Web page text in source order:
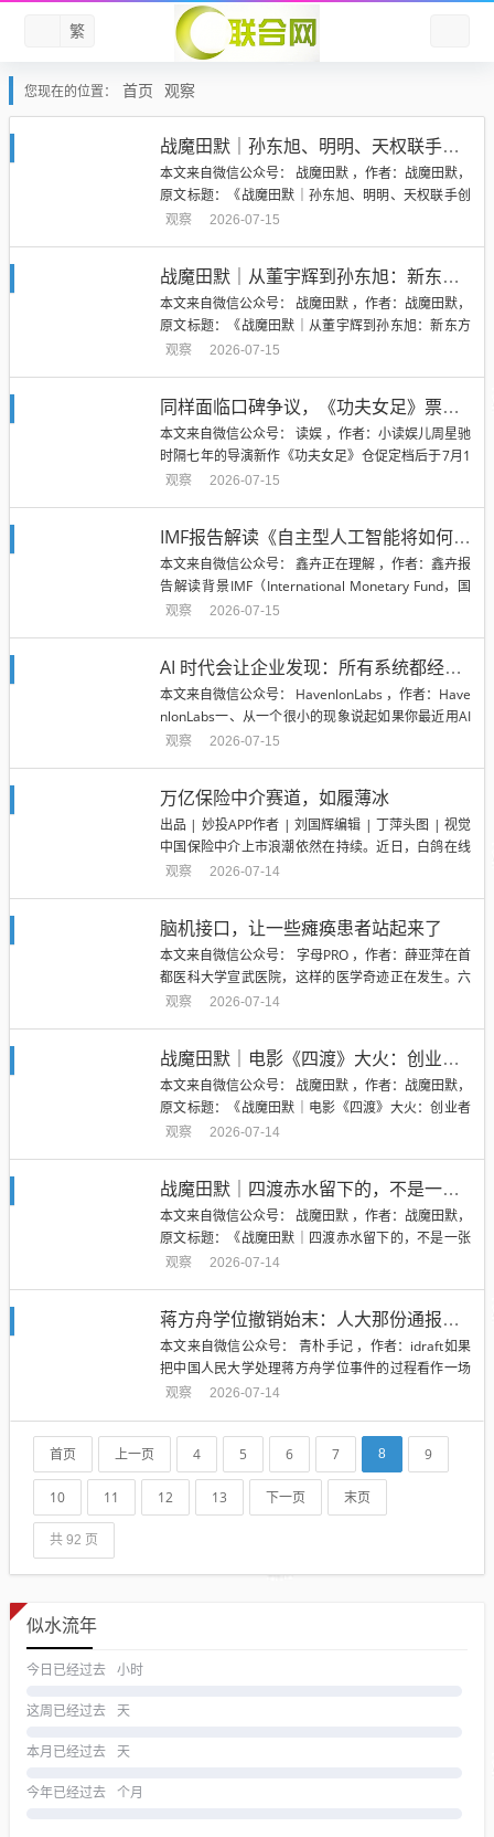
繁
您现在的位置： 首页 观察
战魔田默｜孙东旭、明明、天权联手创业：34%、33%、33%，可能是最危险的股权结构，也可能成就最伟大的合伙
本文来自微信公众号： 战魔田默 ，作者：战魔田默，
原文标题：《战魔田默｜孙东旭、明明、天权联手创
业：34%、33%、33%，可能是最危险的股权结构，
册资本1000万元，孙东旭持股34%，石明与郭天权分
别持股...
观察 2026-07-15
战魔田默｜从董宇辉到孙东旭：新东方最难的，不是培养企业家，而是承接企业家
本文来自微信公众号： 战魔田默 ，作者：战魔田默，
原文标题：《战魔田默｜从董宇辉到孙东旭：新东方
最难的，不是培养企业家，而是承接企业家》孙东
立美丽明天（北京）科技有限公司，从东方甄选时期
的管理者和主播，...
观察 2026-07-15
同样面临口碑争议，《功夫女足》票房为何远强于《新喜剧之王》？
本文来自微信公众号： 读娱 ，作者：小读娱儿周星驰
时隔七年的导演新作《功夫女足》仓促定档后于7月1
1日上映，周末两天票房突破5亿，猫眼、灯塔票房预
王》一样面临口碑争议。上映当天“难看”关键词登上
微博热搜，特...
观察 2026-07-15
IMF报告解读《自主型人工智能将如何重塑支付》-更早知道该从哪里开始思考
本文来自微信公众号： 鑫卉正在理解 ，作者：鑫卉报
告解读背景IMF（International Monetary Fund，国
际货币基金组织），2026年4月份发布了一篇《How
观察 2026-07-15
AI 时代会让企业发现：所有系统都经不起无限审查
本文来自微信公众号： HavenlonLabs ，作者：Have
nlonLabs一、从一个很小的现象说起如果你最近用AI
写过东西，大概率经历过这样一个循环。你让一个AI
有些松散、观点缺少支撑。你老老实实改...
观察 2026-07-15
万亿保险中介赛道，如履薄冰
出品 | 妙投APP作者 | 刘国辉编辑 | 丁萍头图 | 视觉
中国保险中介上市浪潮依然在持续。近日，白鸽在线
在港交所上市。这家公司主要做场景险，在出行、用
仍在排队上市，但资本市场似乎已经越来越不买账。
最近...
观察 2026-07-14
脑机接口，让一些瘫痪患者站起来了
本文来自微信公众号： 字母PRO ，作者：薛亚萍在首
都医科大学宣武医院，这样的医学奇迹正在发生。六
年前，小王（化名）因车祸导致截瘫，被判定为完全
王从完全性脊髓损伤恢复为不完全性脊髓损伤，如今
已能借助双拐或助步...
观察 2026-07-14
战魔田默｜电影《四渡》大火：创业者最难的一仗，是推翻昨天的正确
本文来自微信公众号： 战魔田默 ，作者：战魔田默，
原文标题：《战魔田默｜电影《四渡》大火：创业者
最难的一仗，是推翻昨天的正确》三万余人的中央红
线已经失效，资源正在消耗，对手仍在收紧包围，团
队等待新的答案，而创...
观察 2026-07-14
战魔田默｜四渡赤水留下的，不是一张地图，而是一套驾驭复杂战局的战略系统
本文来自微信公众号： 战魔田默 ，作者：战魔田默，
原文标题：《战魔田默｜四渡赤水留下的，不是一张
地图，而是一套驾驭复杂战局的战略系统》电影《四
最终结果回望，把四次渡河理解为一套提前设计、环
环相扣的完美方案。但...
观察 2026-07-14
蒋方舟学位撤销始末：人大那份通报，为何只活了8天？
本文来自微信公众号： 青朴手记 ，作者：idraft如果
把中国人民大学处理蒋方舟学位事件的过程看作一场
高校危机公关，那这无疑是近年来最具戏剧性的案
波，却在短短8天后，被一份更加致命的新证据彻底
推翻。7月13日晚，新华社播发消息：中国人民大学
通报，经核查，...
观察 2026-07-14
首页 上一页 4 5 6 7 8 9
10 11 12 13 下一页 末页
共 92 页
似水流年
今日已经过去 小时
这周已经过去 天
本月已经过去 天
今年已经过去 个月